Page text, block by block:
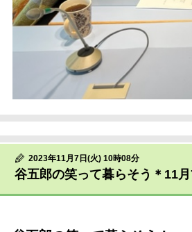
2023年11月7日(火) 10時08分
谷五郎の笑って暮らそう＊11